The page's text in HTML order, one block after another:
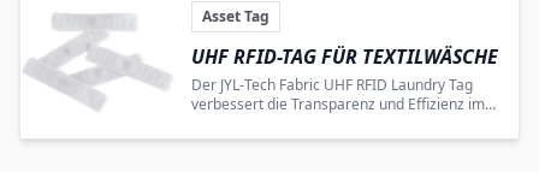
Asset Tag
UHF RFID-TAG FÜR TEXTILWÄSCHE
Der JYL-Tech Fabric UHF RFID Laundry Tag
verbessert die Transparenz und Effizienz im
mit hohem Durchsatz.